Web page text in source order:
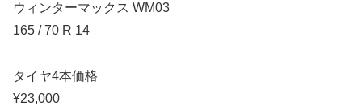
ウィンターマックス WM03
165 / 70 R 14
タイヤ4本価格
¥23,000